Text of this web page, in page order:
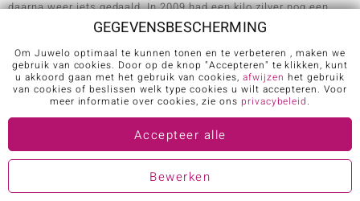
daarna weer iets gedaald. In 2009 had een kilo zilver nog een
waarde van circa 300 euro. Eind 2010 was de prijs voor een kilo
zilver gestegen tot ruim 1.100 euro. De afgelopen 2 jaar is de
prijs weer enigszins genormaliseerd tot 400
euro. De prijs van waarde stijgt vaak als het economisch slecht
gaat en daalt als het economisch goed gaat.
Zilveren sieraden met edelsteen kopen
Juwelo heeft een grote collectie van meer dan 3.000 sterling
zilver sieraden met echte edelstenen. De prijzen zijn voordelig
omdat Juwelo de edelstenen zelf inkoopt en vervolgens online
verkoopt via de webshop. Bij de sieraden ontvangt de klant
bovendien een echtheidscertificaat meegeleverd.
GEGEVENSBESCHERMING
Om Juwelo optimaal te kunnen tonen en te verbeteren , maken we
gebruik van cookies. Door op de knop "Accepteren" te klikken, kunt
u akkoord gaan met het gebruik van cookies,afwijzen het gebruik
van cookies of beslissen welk type cookies u wilt accepteren. Voor
meer informatie over cookies, zie ons privacybeleid.
Accepteer alle
Bewerken